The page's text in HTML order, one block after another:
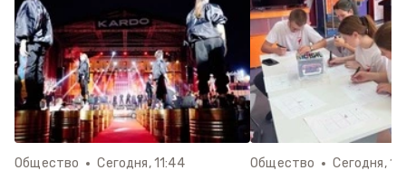
Общество Сегодня, 11:44 Общество Сегодня,